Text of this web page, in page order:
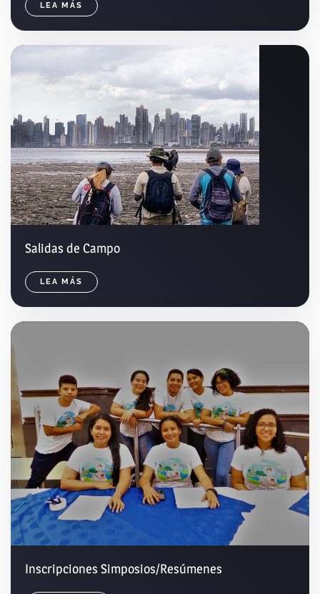
LEA MÁS
Salidas de Campo
LEA MÁS
Inscripciones Simposios/Resúmenes